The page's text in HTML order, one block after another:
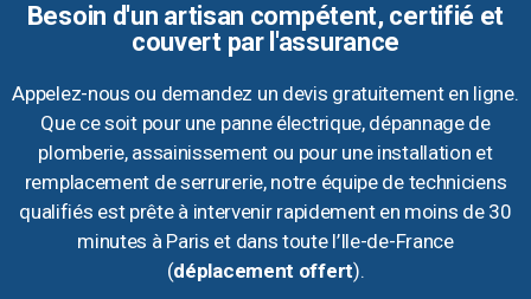
Besoin d'un artisan compétent, certifié et
couvert par l'assurance
Appelez-nous ou demandez un devis gratuitement en ligne.
Que ce soit pour une panne électrique, dépannage de
plomberie, assainissement ou pour une installation et
remplacement de serrurerie, notre équipe de techniciens
qualifiés est prête à intervenir rapidement en moins de 30
minutes à Paris et dans toute l’Ile-de-France
(déplacement offert).